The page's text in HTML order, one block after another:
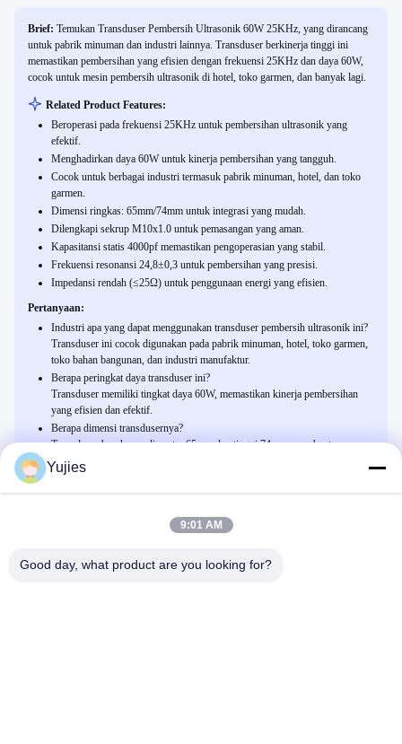
Brief: Temukan Transduser Pembersih Ultrasonik 60W 25KHz, yang dirancang
untuk pabrik minuman dan industri lainnya. Transduser berkinerja tinggi ini
memastikan pembersihan yang efisien dengan frekuensi 25KHz dan daya 60W,
cocok untuk mesin pembersih ultrasonik di hotel, toko garmen, dan banyak lagi.
Related Product Features:
Beroperasi pada frekuensi 25KHz untuk pembersihan ultrasonik yang
efektif.
Menghadirkan daya 60W untuk kinerja pembersihan yang tangguh.
Cocok untuk berbagai industri termasuk pabrik minuman, hotel, dan toko
garmen.
Dimensi ringkas: 65mm/74mm untuk integrasi yang mudah.
Dilengkapi sekrup M10x1.0 untuk pemasangan yang aman.
Kapasitansi statis 4000pf memastikan pengoperasian yang stabil.
Frekuensi resonansi 24,8±0,3 untuk pembersihan yang presisi.
Impedansi rendah (≤25Ω) untuk penggunaan energi yang efisien.
Pertanyaan:
Industri apa yang dapat menggunakan transduser pembersih ultrasonik ini?
Transduser ini cocok digunakan pada pabrik minuman, hotel, toko garmen,
toko bahan bangunan, dan industri manufaktur.
Berapa peringkat daya transduser ini?
Transduser memiliki tingkat daya 60W, memastikan kinerja pembersihan
yang efisien dan efektif.
Berapa dimensi transdusernya?
Transduser berukuran diameter 65mm dan tinggi 74mm, membuatnya
ringkas dan mudah diintegrasikan ke dalam mesin pembersih.
Minuman
Yujies
9:01 AM
Good day, what product are you looking for?